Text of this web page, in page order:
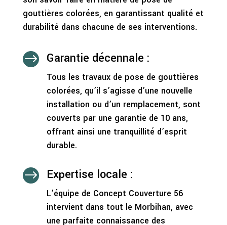
gouttières colorées, en garantissant qualité et
durabilité dans chacune de ses interventions.
$ Garantie décennale :
Tous les travaux de pose de gouttières
colorées, qu’il s’agisse d’une nouvelle
installation ou d’un remplacement, sont
couverts par une garantie de 10 ans,
offrant ainsi une tranquillité d’esprit
durable.
$ Expertise locale :
L’équipe de Concept Couverture 56
intervient dans tout le Morbihan, avec
une parfaite connaissance des